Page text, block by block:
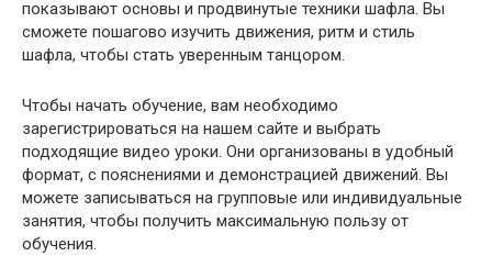
показывают основы и продвинутые техники шафла. Вы
сможете пошагово изучить движения, ритм и стиль
шафла, чтобы стать уверенным танцором.
Чтобы начать обучение, вам необходимо
зарегистрироваться на нашем сайте и выбрать
подходящие видео уроки. Они организованы в удобный
формат, с пояснениями и демонстрацией движений. Вы
можете записываться на групповые или индивидуальные
занятия, чтобы получить максимальную пользу от
обучения.